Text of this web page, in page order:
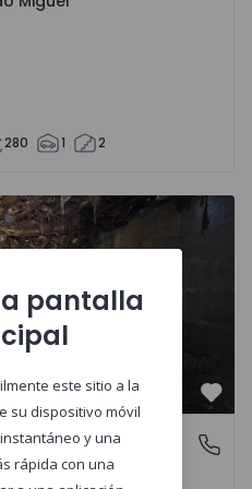
280 1 2
e Justes - 1575189 - 1
Vila Real
Vila Real
pantalla
este sitio a la
su dispositivo móvil
y una
rápida con una